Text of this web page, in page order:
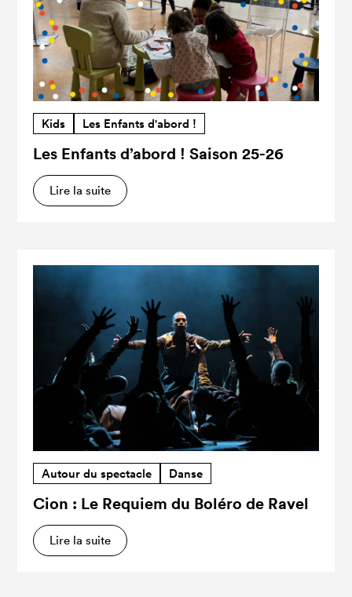
Kids Les Enfants d'abord !
Les Enfants d’abord ! Saison 25-26
Lire la suite
Autour du spectacle Danse
Cion : Le Requiem du Boléro de Ravel
Lire la suite